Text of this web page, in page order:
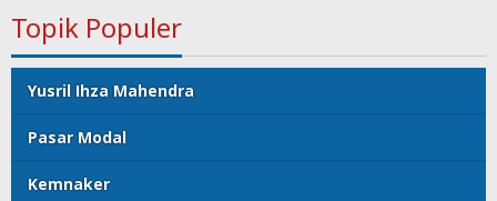
Topik Populer
Yusril Ihza Mahendra
Pasar Modal
Kemnaker